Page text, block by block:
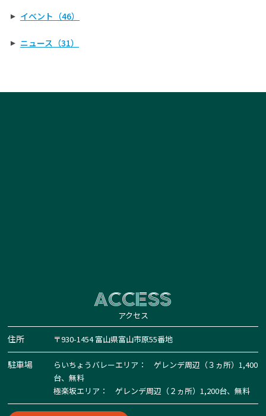
イベント（46）
ニュース（31）
ACCESS
アクセス
住所 〒930-1454 富山県富山市原55番地
駐車場
らいちょうバレーエリア： ゲレンデ周辺（３ヵ所）1,400
台、無料
極楽坂エリア： ゲレンデ周辺（２ヵ所）1,200台、無料